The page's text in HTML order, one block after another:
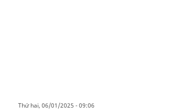
thứ hai, 06/01/2025 - 09:06